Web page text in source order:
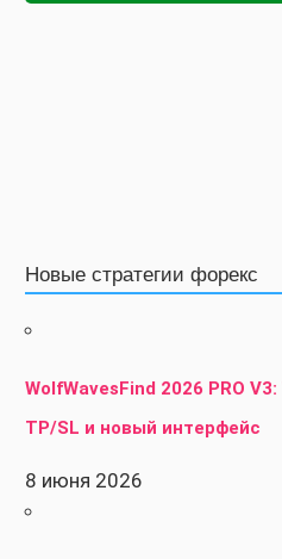
Новые стратегии форекс
WolfWavesFind 2026 PRO
TP/SL и новый интерфейс
8 июня 2026